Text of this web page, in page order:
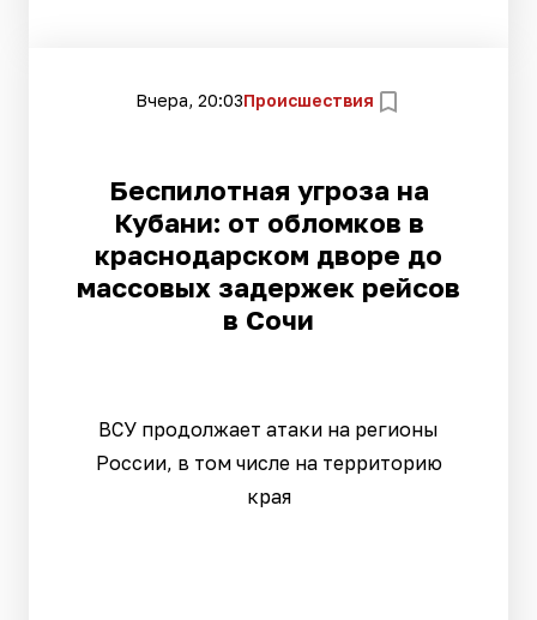
Вчера, 20:03Происшествия
Беспилотная угроза на
Кубани: от обломков в
краснодарском дворе до
массовых задержек рейсов
в Сочи
ВСУ продолжает атаки на регионы
России, в том числе на территорию
края